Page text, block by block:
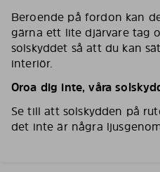
Beroende på fordon kan
gärna ett lite djärvare tag
solskyddet så att du kan
interiör.
Oroa dig inte, våra
Se till att solskydden på
det inte är några